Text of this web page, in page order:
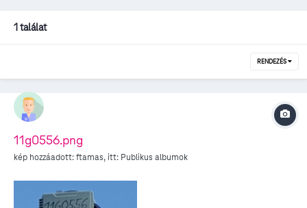
1 találat
RENDEZÉS
11g0556.png
kép hozzáadott:ftamas, itt: Publikus albumok